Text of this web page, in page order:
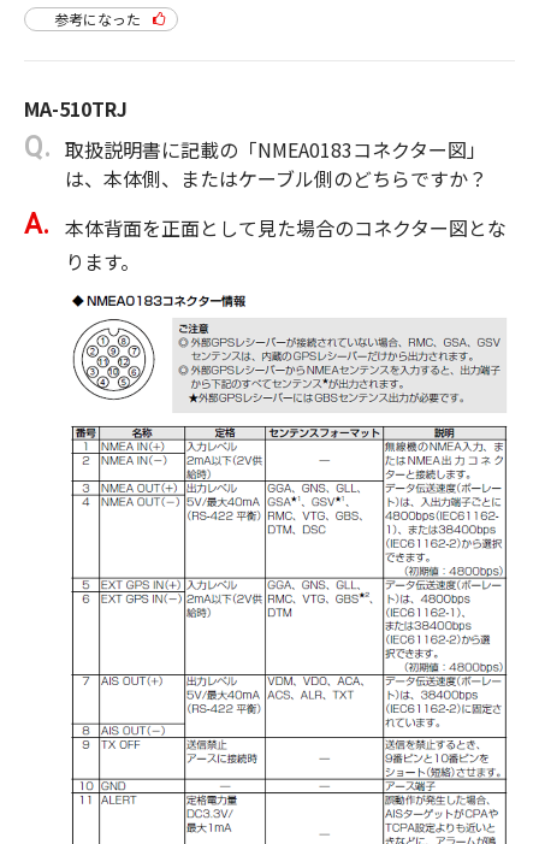
参考になった
MA-510TRJ
取扱説明書に記載の「NMEA0183コネクター図」
は、本体側、またはケーブル側のどちらですか？
本体背面を正面として見た場合のコネクター図とな
ります。